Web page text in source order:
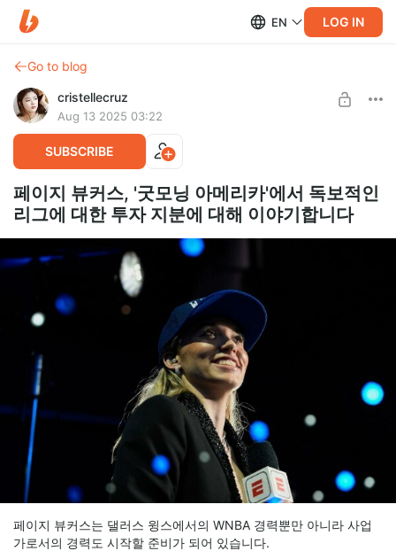
EN LOG IN
Go to blog
cristellecruz
Aug 13 2025 03:22
SUBSCRIBE
페이지 뷰커스, '굿모닝 아메리카'에서 독보적인
리그에 대한 투자 지분에 대해 이야기합니다
페이지 뷰커스는 댈러스 윙스에서의 WNBA 경력뿐만 아니라 사업
가로서의 경력도 시작할 준비가 되어 있습니다.